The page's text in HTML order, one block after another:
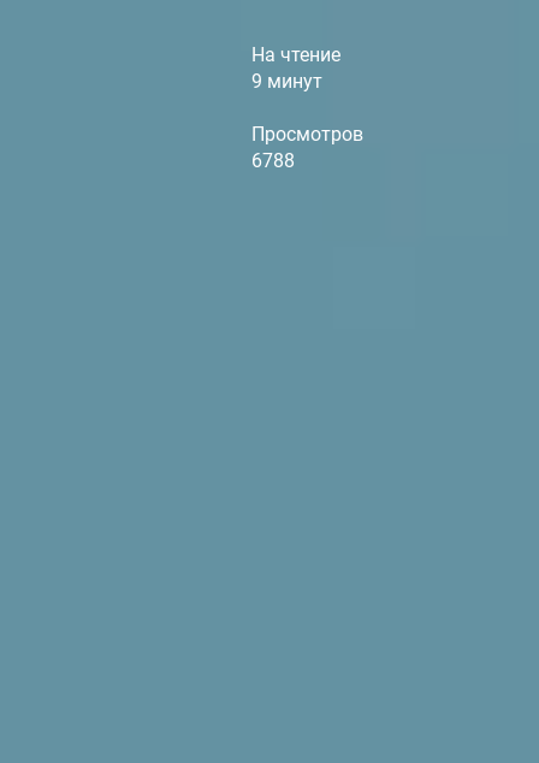
На чтение
9 минут
Просмотров
6788